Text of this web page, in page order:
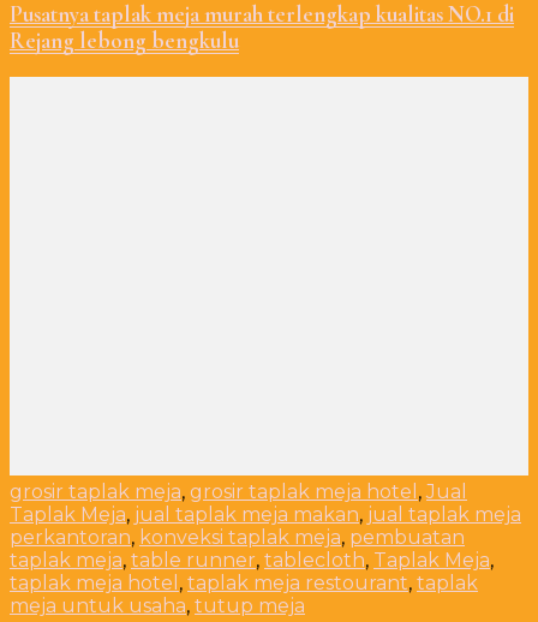
Pusatnya taplak meja murah terlengkap kualitas NO.1 di
Rejang lebong bengkulu
grosir taplak meja, grosir taplak meja hotel ,Jual
Taplak Meja, jual taplak meja makan, jual taplak meja
perkantoran, konveksi taplak meja, pembuatan
taplak meja, table runner, tablecloth, Taplak Meja,
taplak meja hotel , taplak meja restourant, taplak
meja untuk usaha, tutup meja